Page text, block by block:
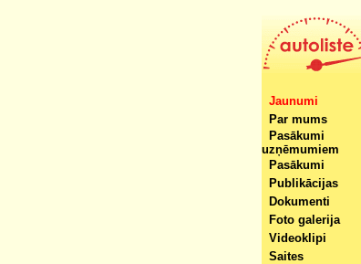
Jaunumi
Par mums
Pasākumi
uzņēmumiem
Pasākumi
Publikācijas
Dokumenti
Foto galerija
Videoklipi
Saites